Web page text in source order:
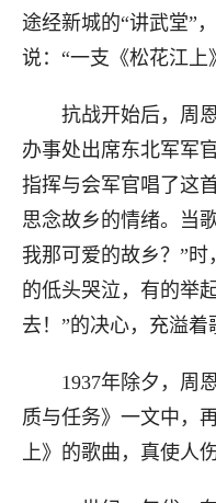
途经新城的“讲武堂”
说：“一支《松花江上
抗战开始后，周恩
办事处出席东北军军
指挥与会军官唱了这
思念故乡的情绪。当
我那可爱的故乡？”
的低头哭泣，有的举
去！”的决心，充溢着
1937年除夕，周恩
质与任务》一文中，
上》的歌曲，真使人